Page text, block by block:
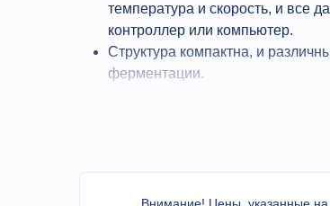
температура и скорость, и все
контроллер или компьютер.
Структура компактна, и
ферментации.
Области применения